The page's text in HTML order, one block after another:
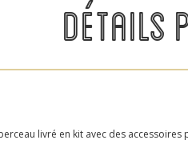
DÉTAILS
livré en kit avec des